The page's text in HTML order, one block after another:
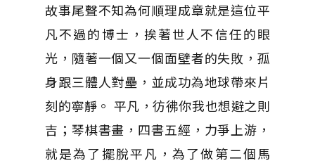
故事尾聲不知為何順理成章就是這位平
凡不過的博士，挨著世人不信任的眼
光，隨著一個又一個面壁者的失敗，孤
身跟三體人對壘，並成功為地球帶來片
刻的寧靜。 平凡，彷彿你我也想避之則
吉；琴棋書畫，四書五經，力爭上游，
就是為了擺脫平凡，為了做第二個馬